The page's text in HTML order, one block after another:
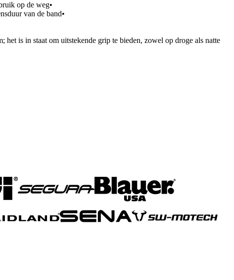
op de weg•
van de band•
is in staat om uitstekende grip te bieden, zowel op droge als natte